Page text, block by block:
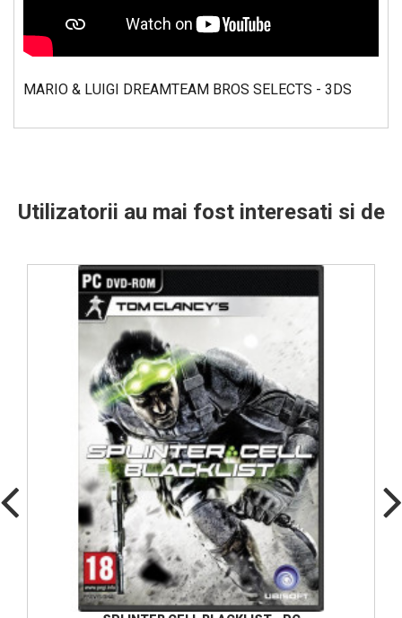
MARIO & LUIGI DREAMTEAM BROS SELECTS - 3DS
Utilizatorii au mai fost interesati si de